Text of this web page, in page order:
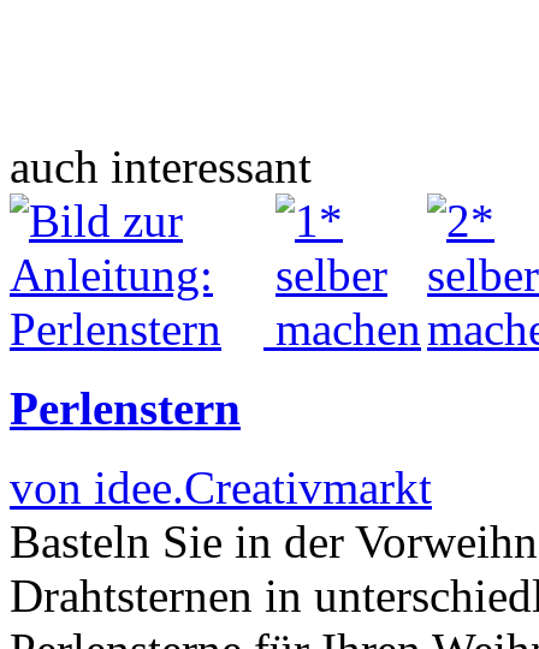
auch interessant
Perlenstern
von idee.Creativmarkt
Basteln Sie in der
Drahtsternen in